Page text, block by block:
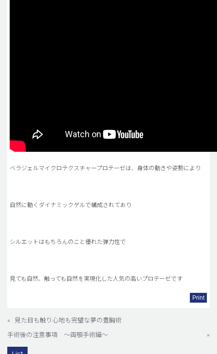
ベラジェルマイクロテクスチャープロテーゼは、身体の動きや姿勢により
自然に動くダイナミックゲルで構成されており
シルエットはもちろんのこと優れた弾力性で
見ても自然、触っても自然を実現化した人気の高いプロテーゼです
Print
«
見た目も触り心地も完璧な夢の豊胸術
手術後の注意事項 ～両顎手術編～
»